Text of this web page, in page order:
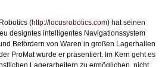
(http://locusrobotics.com) hat seinen
designtes intelligentes Navigationssystem
Befördern von Waren in großen Lagerhallen
ProMat wurde er präsentiert. Im Kern geht es
Lagerarbeitern zu ermöglichen, nicht